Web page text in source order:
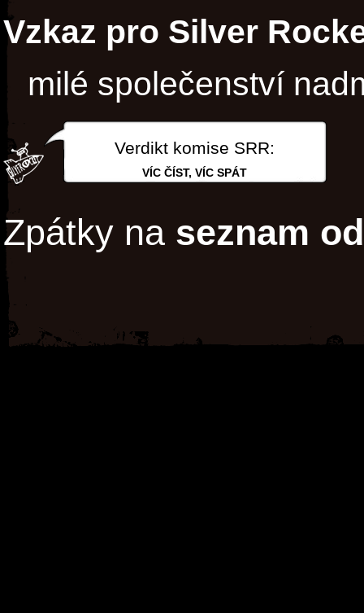
Vzkaz pro Silver
milé společenství
Verdikt komise SRR:
VÍC ČÍST, VÍC SPÁT
Zpátky na seznam